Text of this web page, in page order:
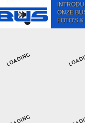
ONZE
FOTO'S